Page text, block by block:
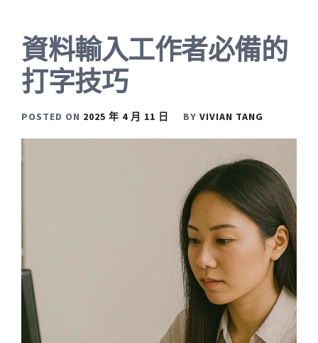
資料輸入工作者必備的
打字技巧
POSTED ON 2025 年 4 月 11 日 BY VIVIAN TANG